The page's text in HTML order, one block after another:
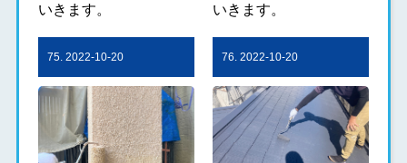
いきます。
いきます。
75. 2022-10-20 76. 2022-10-20